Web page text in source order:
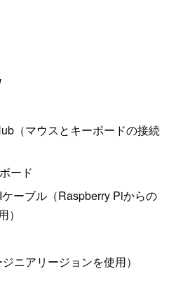
（マウスとキーボードの接続
ード
ーブル（Raspberry Piからの
）
ニアリージョンを使用）